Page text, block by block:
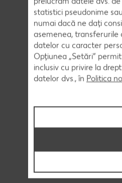
statistici pseudonime
numai dacă ne dați
asemenea,
datelor cu caracter
Opțiunea „Setări”
inclusiv cu privire la
datelor dvs., în Politica